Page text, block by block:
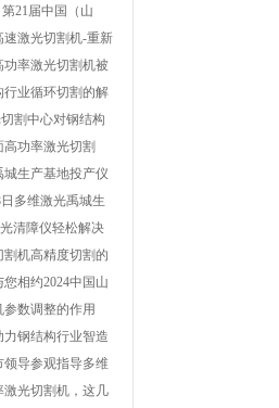
览会）多维激光
临
21届中国（山
备制造博览会-多维
的莅临
速激光切割机-重新
功率激光切割机被
背后
行业循环切割的解
割中心对钢结构
优势
高功率激光切割
务必重视
城生产基地投产仪
多维激光禹城生
仪式邀您见证
清障仪轻松解决
线路飘挂物
割机高精度切割的
控制系统
相约2024中国山
发展大会暨展览
参数调整的作用
力钢结构行业智造
领导参观指导多维
激光切割机，这几